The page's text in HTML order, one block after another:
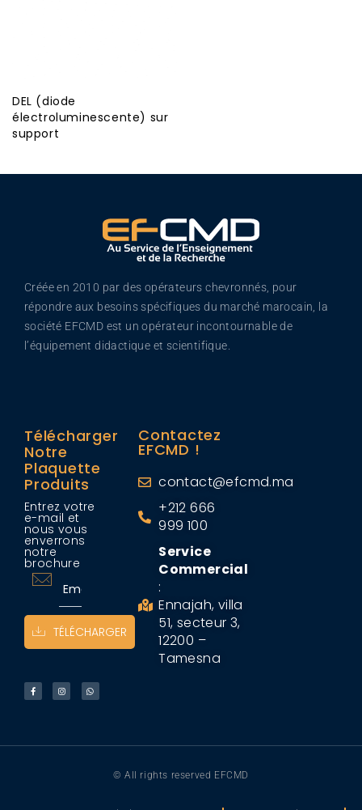
DEL (diode
électroluminescente) sur
support
Créée en 2010 par des opérateurs chevronnés, pour
répondre aux besoins spécifiques du marché marocain, la
société EFCMD est un opérateur incontournable de
l’équipement didactique et scientifique.
Télécharger
Notre
Plaquette
Produits
Entrez votre
e-mail et
nous vous
enverrons
notre
brochure
TÉLÉCHARGER
Contactez
EFCMD !
contact@efcmd.ma
+212 666
999 100
Service
Commercial
:
Ennajah, villa
51, secteur 3,
12200 –
Tamesna
© All rights reserved EFCMD